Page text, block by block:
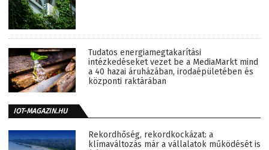
Tudatos energiamegtakarítási
intézkedéseket vezet be a MediaMarkt mind
a 40 hazai áruházában, irodaépületében és
központi raktárában
IOT-MAGAZIN.HU
Rekordhőség, rekordkockázat: a
klímaváltozás már a vállalatok működését is